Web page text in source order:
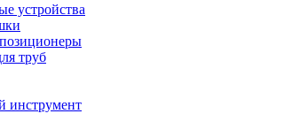
устройства
труб
инструмент